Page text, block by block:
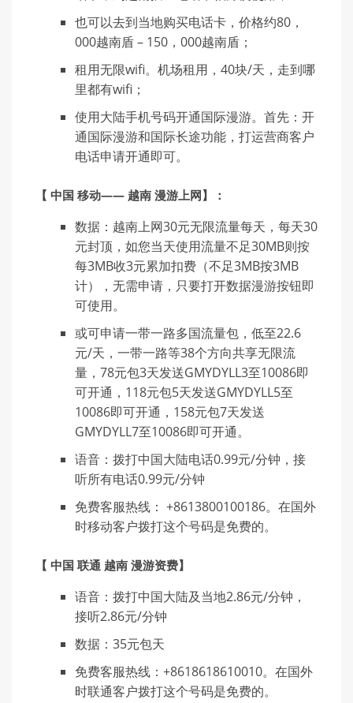
也可以去到当地购买电话卡，价格约80，
000越南盾 – 150，000越南盾；
租用无限wifi。机场租用，40块/天，走到哪
里都有wifi；
使用大陆手机号码开通国际漫游。首先：开
通国际漫游和国际长途功能，打运营商客户
电话申请开通即可。
【 中国 移动—— 越南 漫游上网】：
数据：越南上网30元无限流量每天，每天30
元封顶，如您当天使用流量不足30MB则按
每3MB收3元累加扣费（不足3MB按3MB
计），无需申请，只要打开数据漫游按钮即
可使用。
或可申请一带一路多国流量包，低至22.6
元/天，一带一路等38个方向共享无限流
量，78元包3天发送GMYDYLL3至10086即
可开通，118元包5天发送GMYDYLL5至
10086即可开通，158元包7天发送
GMYDYLL7至10086即可开通。
语音：拨打中国大陆电话0.99元/分钟，接
听所有电话0.99元/分钟
免费客服热线： +8613800100186。在国外
时移动客户拨打这个号码是免费的。
【 中国 联通 越南 漫游资费】
语音：拨打中国大陆及当地2.86元/分钟，
接听2.86元/分钟
数据：35元包天
免费客服热线：+8618618610010。在国外
时联通客户拨打这个号码是免费的。